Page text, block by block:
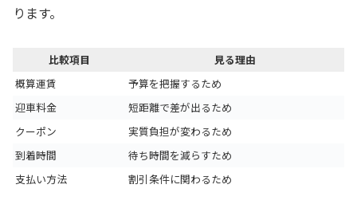
ります。
比較項目
見る理由
概算運賃
予算を把握するため
迎車料金
短距離で差が出るため
クーポン
実質負担が変わるため
到着時間
待ち時間を減らすため
支払い方法
割引条件に関わるため